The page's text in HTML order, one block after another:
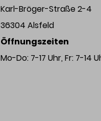
Karl-Bröger-Straße 2-4
36304 Alsfeld
Öffnungszeiten
Mo-Do: 7-17 Uhr, Fr: 7-14